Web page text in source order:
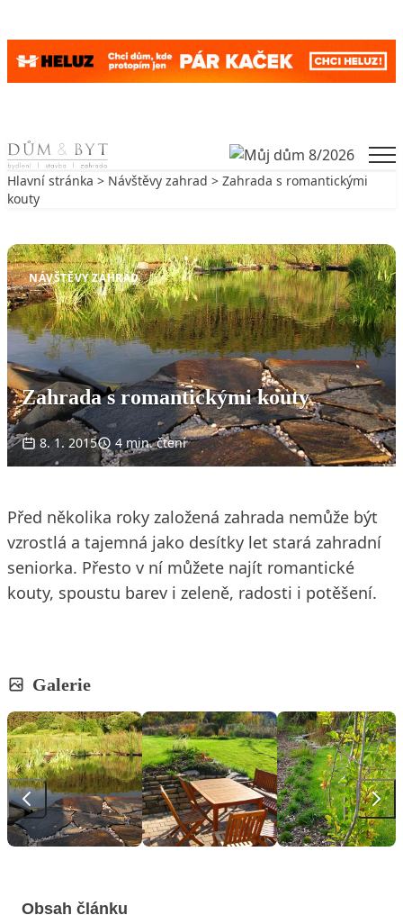
Skip to content
Hlavní stránka > Návštěvy zahrad > Zahrada s romantickými
kouty
NÁVŠTĚVY ZAHRAD
Zahrada s romantickými kouty
8. 1. 2015 4 min. čtení
Před několika roky založená zahrada nemůže být
vzrostlá a tajemná jako desítky let stará zahradní
seniorka. Přesto v ní můžete najít romantické
kouty, spoustu barev i zeleně, radosti i potěšení.
Galerie
Obsah článku